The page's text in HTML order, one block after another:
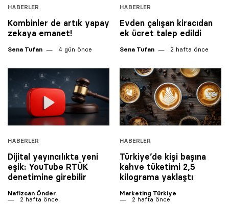
HABERLER
Kombinler de artık yapay
zekaya emanet!
Sena Tufan 4 gün önce
HABERLER
Evden çalışan kiracıdan
ek ücret talep edildi
Sena Tufan 2 hafta önce
HABERLER
Dijital yayıncılıkta yeni
eşik: YouTube RTÜK
denetimine girebilir
Nafizcan Önder
2 hafta önce
HABERLER
Türkiye’de kişi başına
kahve tüketimi 2,5
kilograma yaklaştı
Marketing Türkiye
2 hafta önce